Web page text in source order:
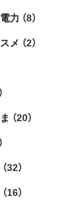
力 （8）
メ （2）
（20）
（32）
（16）